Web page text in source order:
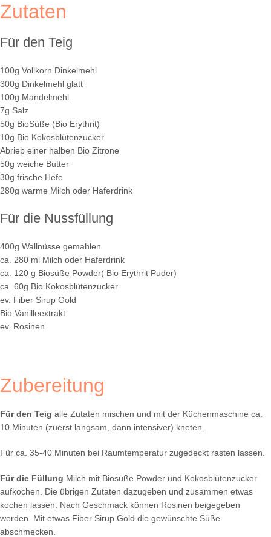
Zutaten
Für den Teig
100g Vollkorn Dinkelmehl
300g Dinkelmehl glatt
100g Mandelmehl
7g Salz
50g BioSüße (Bio Erythrit)
10g Bio Kokosblütenzucker
Abrieb einer halben Bio Zitrone
50g weiche Butter
30g frische Hefe
280g warme Milch oder Haferdrink
Für die Nussfüllung
400g Wallnüsse gemahlen
ca. 280 ml Milch oder Haferdrink
ca. 120 g Biosüße Powder( Bio Erythrit Puder)
ca. 60g Bio Kokosblütenzucker
ev. Fiber Sirup Gold
Bio Vanilleextrakt
ev. Rosinen
Zubereitung
Für den Teig alle Zutaten mischen und mit der Küchenmaschine ca.
10 Minuten (zuerst langsam, dann intensiver) kneten.
Für ca. 35-40 Minuten bei Raumtemperatur zugedeckt rasten lassen.
Für die Füllung Milch mit Biosüße Powder und Kokosblütenzucker
aufkochen. Die übrigen Zutaten dazugeben und zusammen etwas
kochen lassen. Nach Geschmack können Rosinen beigegeben
werden. Mit etwas Fiber Sirup Gold die gewünschte Süße
abschmecken.